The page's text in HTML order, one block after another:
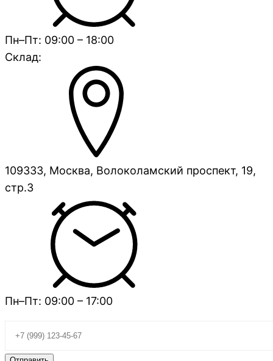
Пн–Пт: 09:00 – 18:00
Склад:
109333, Москва, Волоколамский проспект, 19,
стр.3
Пн–Пт: 09:00 – 17:00